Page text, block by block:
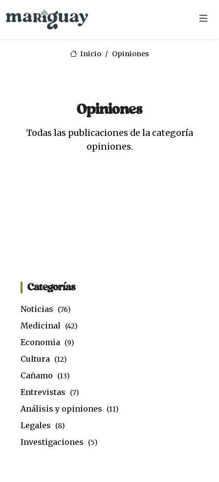
Inicio Opiniones
Opiniones
Todas las publicaciones de la categoría
opiniones.
Categorías
Noticias (76)
Medicinal (42)
Economia (9)
Cultura (12)
Cañamo (13)
Entrevistas (7)
Análisis y opiniones (11)
Legales (8)
Investigaciones (5)